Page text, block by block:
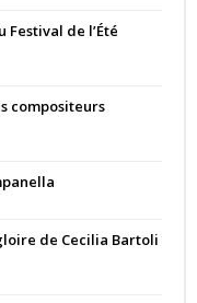
de l’Été
compositeurs
de Cecilia Bartoli